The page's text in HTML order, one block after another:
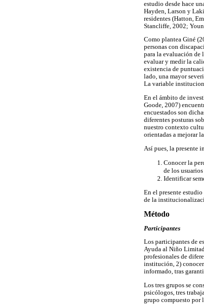
estudio desde hace
Hayden, Larson y
residentes (Hatton,
Stancliffe, 2002;
Como plantea Giné
personas con
para la evaluación de
evaluar y medir la
existencia de
lado, una mayor
La variable
En el ámbito de
Goode, 2007)
encuestados son
diferentes posturas
nuestro contexto
orientadas a mejorar
Así pues, la presente
Conocer la
de los
Identificar
En el presente
de la
Método
Participantes
Los participantes de
Ayuda al Niño
profesionales de
institución, 2) conocer
informado, tras
Los tres grupos se
psicólogos, tres
grupo compuesto por